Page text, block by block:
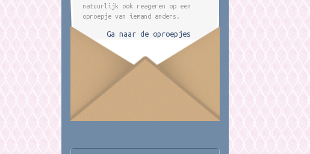
natuurlijk ook reageren op een
oproepje van iemand anders.
Ga naar de oproepjes